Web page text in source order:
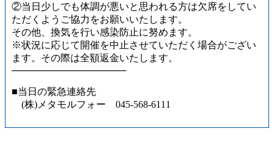
②当日少しでも体調が悪いと思われる方は欠席をしてい
ただくようご協力をお願いいたします。
その他、換気を行い感染防止に努めます。
※状況に応じて開催を中止させていただく場合がござい
ます。その際は全額返金いたします。
─────────────────
■当日の緊急連絡先
(株)メタモルフォー 045-568-6111